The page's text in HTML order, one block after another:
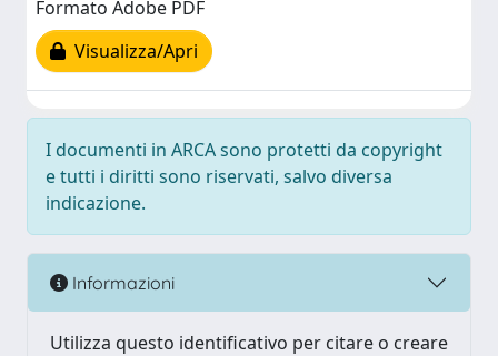
Formato Adobe PDF
Visualizza/Apri
I documenti in ARCA sono protetti da copyright
e tutti i diritti sono riservati, salvo diversa
indicazione.
Informazioni
Utilizza questo identificativo per citare o creare